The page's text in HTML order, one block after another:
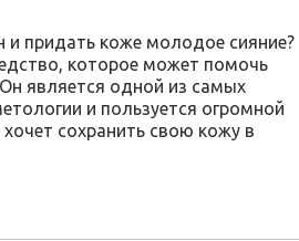
придать коже молодое сияние?
которое может помочь
является одной из самых
и пользуется огромной
сохранить свою кожу в